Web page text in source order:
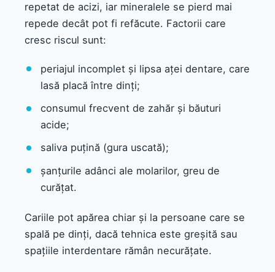
repetat de acizi, iar mineralele se pierd mai
repede decât pot fi refăcute. Factorii care
cresc riscul sunt:
periajul incomplet și lipsa aței dentare, care
lasă placă între dinți;
consumul frecvent de zahăr și băuturi
acide;
saliva puțină (gura uscată);
șanțurile adânci ale molarilor, greu de
curățat.
Cariile pot apărea chiar și la persoane care se
spală pe dinți, dacă tehnica este greșită sau
spațiile interdentare rămân necurățate.